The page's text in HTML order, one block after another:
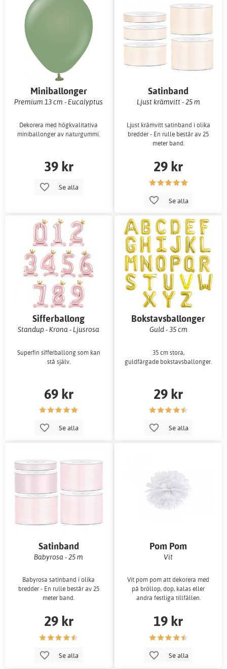
Miniballonger
enfärgade
Premium 13 cm - Eucalyptus
Dekorera med högkvalitativa
miniballonger av naturgummi.
39 kr
Se alla
Satinband
Ljust krämvitt - 25 m
Ljust krämvitt satinband i olika
bredder - En rulle består av 25
meter band.
29 kr
Se alla
Sifferballong
Standup - Krona - Ljusrosa
Superfin sifferballong som kan
stå själv.
69 kr
Se alla
Bokstavsballonger
Guld - 35 cm
35 cm stora,
guldfärgade bokstavsballonger.
29 kr
Se alla
Satinband
Babyrosa - 25 m
Babyrosa satinband i olika
bredder - En rulle består av 25
meter band.
29 kr
Se alla
Pom Pom
Vit
Vit pom pom att dekorera med
på bröllop, dop, kalas eller
andra festliga tillfällen.
19 kr
Se alla